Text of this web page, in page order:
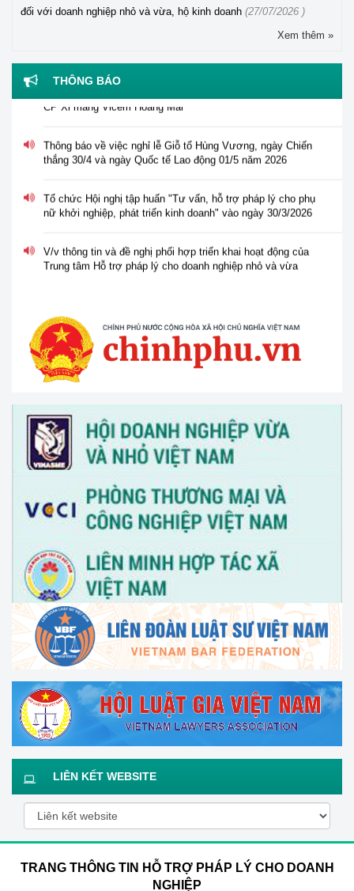
đối với doanh nghiệp nhỏ và vừa, hộ kinh doanh (27/07/2026 )
Xem thêm »
THÔNG BÁO
Thông báo về việc tư vấn, hỗ trợ pháp lý đối với Công ty
thắng 30/4 và ngày Quốc tế Lao động 01/5 năm 2026
nữ khởi nghiệp, phát triển kinh doanh" vào ngày 30/3/2026
Trung tâm Hỗ trợ pháp lý cho doanh nghiệp nhỏ và vừa
LIÊN KẾT WEBSITE
TRANG THÔNG TIN HỖ TRỢ PHÁP LÝ CHO DOANH
NGHIỆP